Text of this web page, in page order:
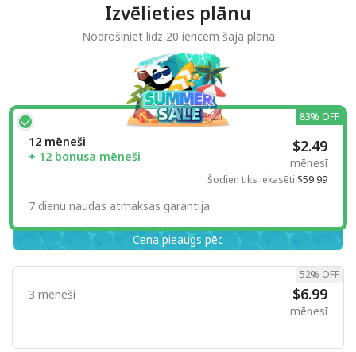
Izvēlieties plānu
Nodrošiniet līdz 20 ierīcēm šajā plānā
12 mēneši
+ 12 bonusa mēneši
$2.49
mēnesī
Šodien tiks iekasēti $59.99
83% OFF
7 dienu naudas atmaksas garantija
Cena pieaugs pēc
3 mēneši $6.99
mēnesī
52% OFF